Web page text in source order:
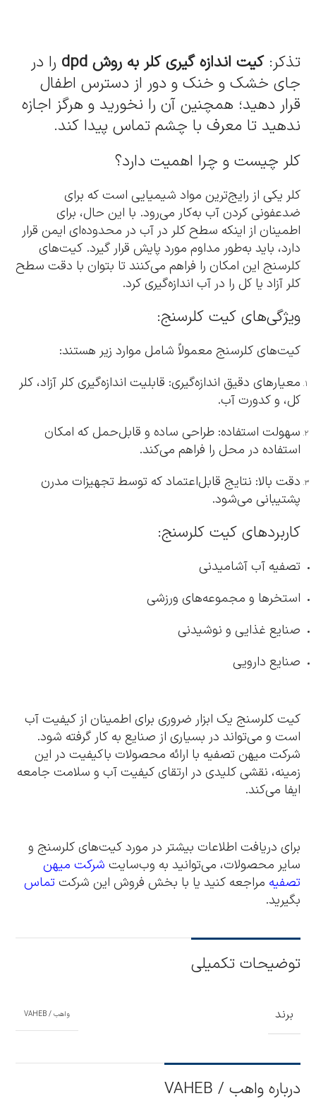
تذکر:کیت اندازه گیری کلر به روش dpd
را در
جای خشک و خنک و دور از دسترس اطفال
قرار دهید؛ همچنین آن را نخورید و هرگز اجازه
ندهید تا معرف با چشم تماس پیدا کند.
کلر چیست و چرا اهمیت دارد؟
کلر یکی از رایج‌ترین مواد شیمیایی است که برای
ضدعفونی کردن آب به‌کار می‌رود. با این حال، برای
اطمینان از اینکه سطح کلر در آب در محدوده‌ای ایمن قرار
دارد، باید به‌طور مداوم مورد پایش قرار گیرد. کیت‌های
کلرسنج این امکان را فراهم می‌کنند تا بتوان با دقت سطح
کلر آزاد یا کل را در آب اندازه‌گیری کرد.
ویژگی‌های کیت کلرسنج:
کیت‌های کلرسنج معمولاً شامل موارد زیر هستند:
معیارهای دقیق اندازه‌گیری: قابلیت اندازه‌گیری کلر آزاد، کلر
کل، و کدورت آب.
سهولت استفاده: طراحی ساده و قابل‌حمل که امکان
استفاده در محل را فراهم می‌کند.
دقت بالا: نتایج قابل‌اعتماد که توسط تجهیزات مدرن
پشتیبانی می‌شود.
کاربردهای کیت کلرسنج:
تصفیه آب آشامیدنی
استخرها و مجموعه‌های ورزشی
صنایع غذایی و نوشیدنی
صنایع دارویی
کیت کلرسنج یک ابزار ضروری برای اطمینان از کیفیت آب
است و می‌تواند در بسیاری از صنایع به کار گرفته شود.
شرکت میهن تصفیه با ارائه محصولات باکیفیت در این
زمینه، نقشی کلیدی در ارتقای کیفیت آب و سلامت جامعه
ایفا می‌کند.
برای دریافت اطلاعات بیشتر در مورد کیت‌های کلرسنج و
سایر محصولات، می‌توانید به وب‌سایت شرکت میهن
تصفیه مراجعه کنید یا با بخش فروش این شرکت تماس
بگیرید.
توضیحات تکمیلی
برند واهب / VAHEB
درباره واهب / VAHEB